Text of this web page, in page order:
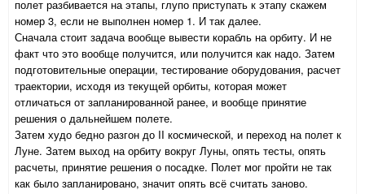
полет разбивается на этапы, глупо приступать к этапу скажем
номер 3, если не выполнен номер 1. И так далее.
Сначала стоит задача вообще вывести корабль на орбиту. И не
факт что это вообще получится, или получится как надо. Затем
подготовительные операции, тестирование оборудования, расчет
траектории, исходя из текущей орбиты, которая может
отличаться от запланированной ранее, и вообще принятие
решения о дальнейшем полете.
Затем худо бедно разгон до II космической, и переход на полет к
Луне. Затем выход на орбиту вокруг Луны, опять тесты, опять
расчеты, принятие решения о посадке. Полет мог пройти не так
как было запланировано, значит опять всё считать заново.